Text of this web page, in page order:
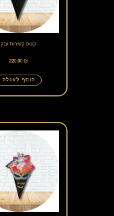
קונוס קשירות ענק
220.00₪
הוסף לעגלה